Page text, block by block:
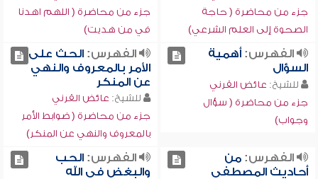
جزء من محاضرة ( حاجة
الصحوة إلى العلم الشرعي)
جزء من محاضرة ( اللهم اهدنا
في من هديت)
الفهرس:أهمية
السؤال
للشيخ: عائض القرني
جزء من محاضرة ( سؤال
وجواب)
الفهرس:الحث على
الأمر بالمعروف والنهي
عن المنكر
للشيخ: عائض القرني
جزء من محاضرة ( ضوابط الأمر
بالمعروف والنهي عن المنكر)
الفهرس:من
أحاديث المصطفى
الفهرس:الحب
والبغض في الله